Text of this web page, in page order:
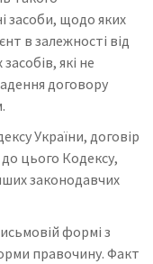
засоби, щодо яких
в залежності від
які не
договору
України, договір
цього Кодексу,
законодавчих
формі з
правочину. Факт